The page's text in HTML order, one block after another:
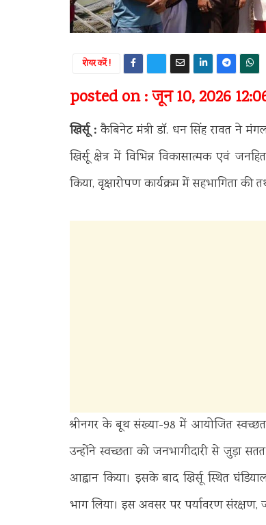
शेयर करें !
posted on : जून 10, 2026 12:06
खिर्सू :कैबिनेट मंत्री डॉ. धन सिंह रावत ने
खिर्सू क्षेत्र में विभिन्न विकासात्मक एवं
किया, वृक्षारोपण कार्यक्रम में सहभागिता की
श्रीनगर के बूथ संख्या-98 में आयोजित
उन्होंने स्वच्छता को जनभागीदारी से
आह्वान किया। इसके बाद खिर्सू स्थित
भाग लिया। इस अवसर पर पर्यावरण संरक्षण,